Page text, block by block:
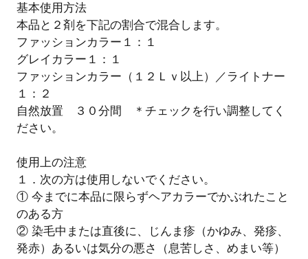
基本使用方法
本品と２剤を下記の割合で混合します。
ファッションカラー１：１
グレイカラー１：１
ファッションカラー（１２Ｌｖ以上）／ライトナー
１：２
自然放置 ３０分間 ＊チェックを行い調整してく
ださい。
使用上の注意
１．次の方は使用しないでください。
① 今までに本品に限らずヘアカラーでかぶれたこと
のある方
② 染毛中または直後に、じんま疹（かゆみ、発疹、
発赤）あるいは気分の悪さ（息苦しさ、めまい等）